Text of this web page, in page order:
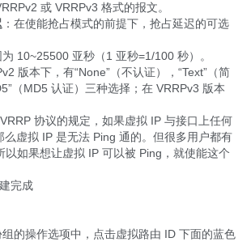
或 VRRPv3 格式的报文。
：在使能抢占模式的前提下，抢占延迟的可选
为 10~25500 亚秒（1 亚秒=1/100 秒）。
版本下，有“None”（不认证），“Text”（简
（MD5 认证）三种选择；在 VRRPv3 版本
VRRP 协议的规定，如果虚拟 IP 与接口上任何
么虚拟 IP 是无法 Ping 通的。但很多用户都有
以如果想让虚拟 IP 可以被 Ping，就使能这个
完成
的操作选项中，点击虚拟路由 ID 下面的蓝色